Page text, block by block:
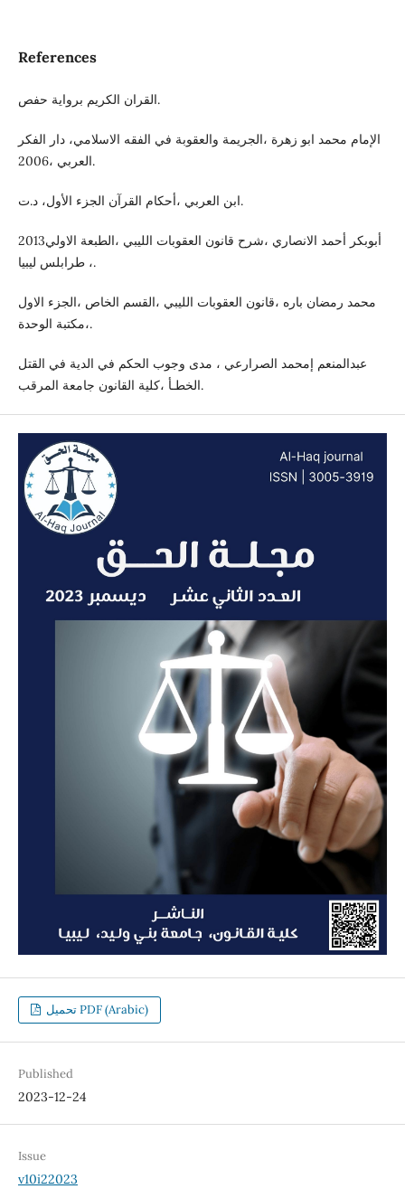
References
القران الكريم برواية حفص.
الإمام محمد ابو زهرة ،الجريمة والعقوبة في الفقه الاسلامي، دار الفكر
العربي ،2006.
ابن العربي ،أحكام القرآن الجزء الأول، د.ت.
أبوبكر أحمد الانصاري ،شرح قانون العقوبات الليبي ،الطبعة الاولي2013
، طرابلس ليبيا.
محمد رمضان باره ،قانون العقوبات الليبي ،القسم الخاص ،الجزء الاول
،مكتبة الوحدة.
عبدالمنعم إمحمد الصرارعي ، مدى وجوب الحكم في الدية في القتل
الخطـأ ،كلية القانون جامعة المرقب.
تحميل PDF (Arabic)
Published
2023-12-24
Issue
v10i22023